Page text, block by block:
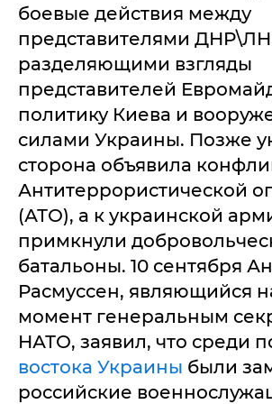
боевые действия между
представителями
разделяющими взгляды
представителей
политику Киева и
силами Украины. Позже
сторона объявила
Антитеррористической
(АТО), а к украинской
примкнули
батальоны. 10 сентября
Расмуссен, являющийся
момент генеральным
НАТО, заявил, что среди
востока Украины были
российские